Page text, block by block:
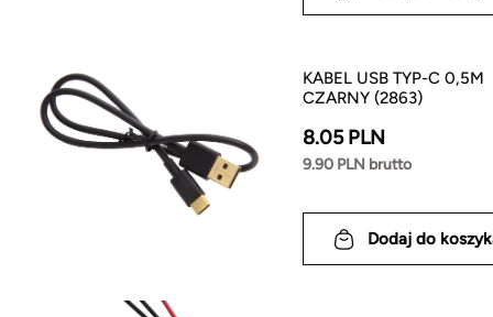
KABEL USB TYP-C 0,5M
CZARNY (2863)
8.05 PLN
9.90 PLN brutto
Dodaj do